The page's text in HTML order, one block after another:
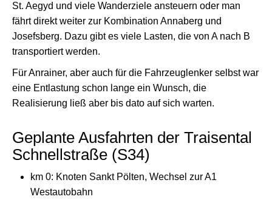
St. Aegyd und viele Wanderziele ansteuern oder man
fährt direkt weiter zur Kombination Annaberg und
Josefsberg. Dazu gibt es viele Lasten, die von A nach B
transportiert werden.
Für Anrainer, aber auch für die Fahrzeuglenker selbst war
eine Entlastung schon lange ein Wunsch, die
Realisierung ließ aber bis dato auf sich warten.
Geplante Ausfahrten der Traisental
Schnellstraße (S34)
km 0: Knoten Sankt Pölten, Wechsel zur A1
Westautobahn